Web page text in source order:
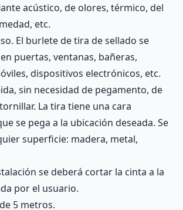
acústico, de olores, térmico, del
etc.
El burlete de tira de sellado se
puertas, ventanas, bañeras,
dispositivos electrónicos, etc.
sin necesidad de pegamento, de
La tira tiene una cara
se pega a la ubicación deseada. Se
superficie: madera, metal,
se deberá cortar la cinta a la
por el usuario.
5 metros.